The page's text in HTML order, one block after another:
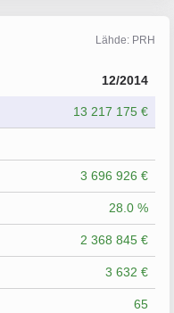
Lähde: PRH
12/2014
13 217 175 €
3 696 926 €
28.0 %
2 368 845 €
3 632 €
65